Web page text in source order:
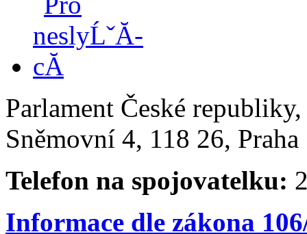
Parlament České
Sněmovní 4, 118 26,
Telefon na spojovatelku:
Informace dle zákona